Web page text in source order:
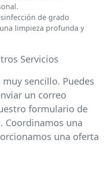
de grado
limpieza profunda y
Servicios
sencillo. Puedes
un correo
formulario de
Coordinamos una
una oferta